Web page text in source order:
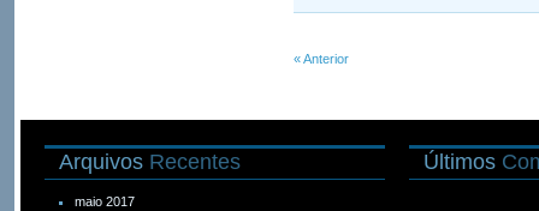
« Anterior
Arquivos Recentes
maio 2017
Últimos